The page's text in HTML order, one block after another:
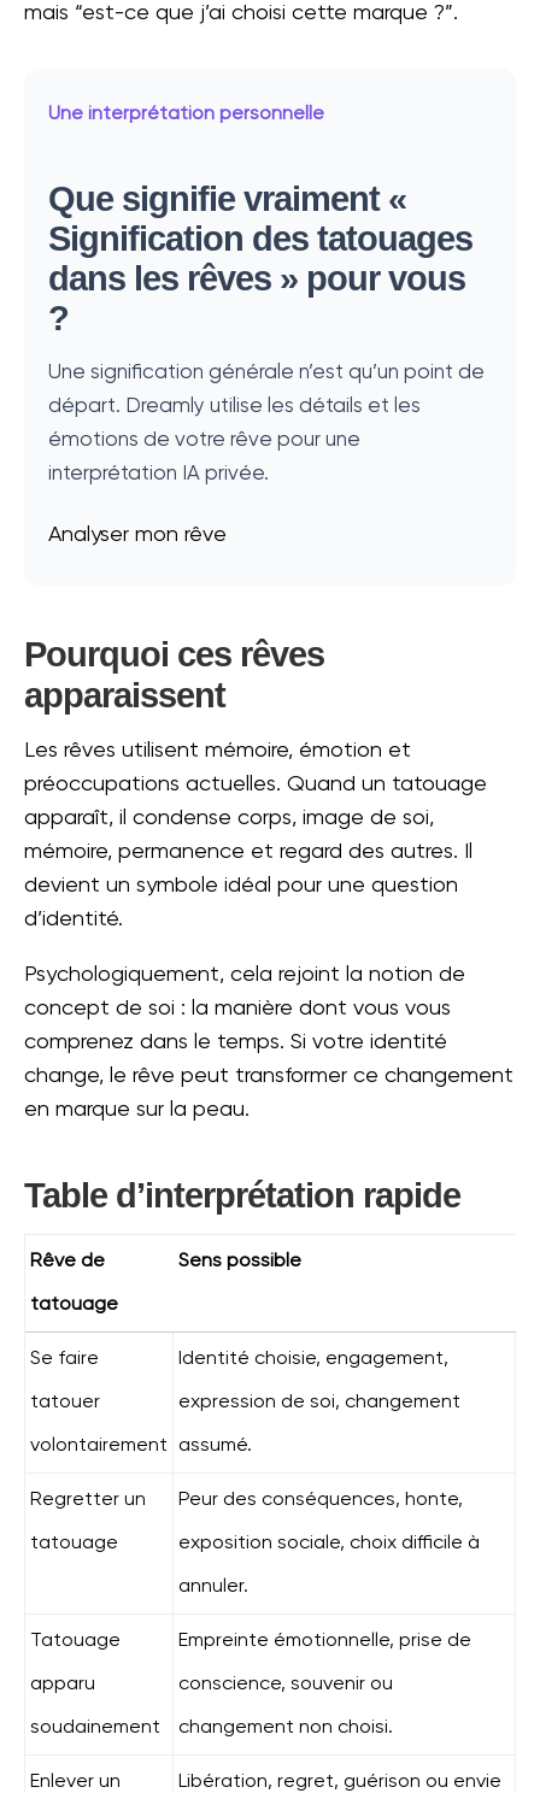
mais “est-ce que j’ai choisi cette marque ?”.
Une interprétation personnelle
Que signifie vraiment «
Signification des tatouages
dans les rêves » pour vous
?
Une signification générale n’est qu’un point de
départ. Dreamly utilise les détails et les
émotions de votre rêve pour une
interprétation IA privée.
Analyser mon rêve
Pourquoi ces rêves
apparaissent
Les rêves utilisent mémoire, émotion et
préoccupations actuelles. Quand un tatouage
apparaît, il condense corps, image de soi,
mémoire, permanence et regard des autres. Il
devient un symbole idéal pour une question
d’identité.
Psychologiquement, cela rejoint la notion de
concept de soi : la manière dont vous vous
comprenez dans le temps. Si votre identité
change, le rêve peut transformer ce changement
en marque sur la peau.
Table d’interprétation rapide
Rêve de
tatouage
Sens possible
Se faire
tatouer
volontairement
Identité choisie, engagement,
expression de soi, changement
assumé.
Regretter un
tatouage
Peur des conséquences, honte,
exposition sociale, choix difficile à
annuler.
Tatouage
apparu
soudainement
Empreinte émotionnelle, prise de
conscience, souvenir ou
changement non choisi.
Enlever un Libération, regret, guérison ou envie